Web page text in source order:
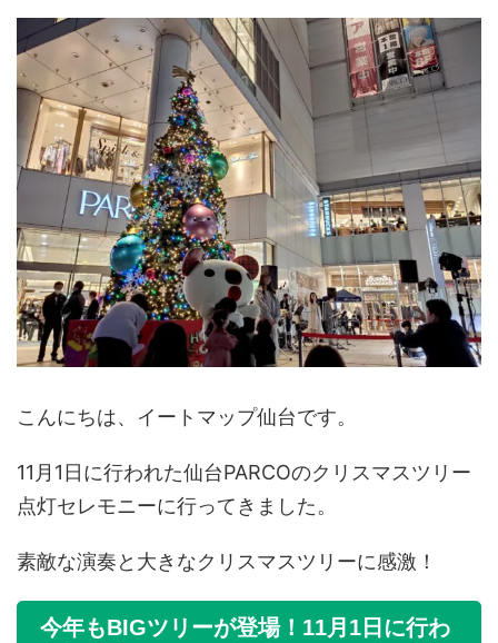
こんにちは、イートマップ仙台です。
11月1日に行われた仙台PARCOのクリスマスツリー
点灯セレモニーに行ってきました。
素敵な演奏と大きなクリスマスツリーに感激！
今年もBIGツリーが登場！11月1日に行わ